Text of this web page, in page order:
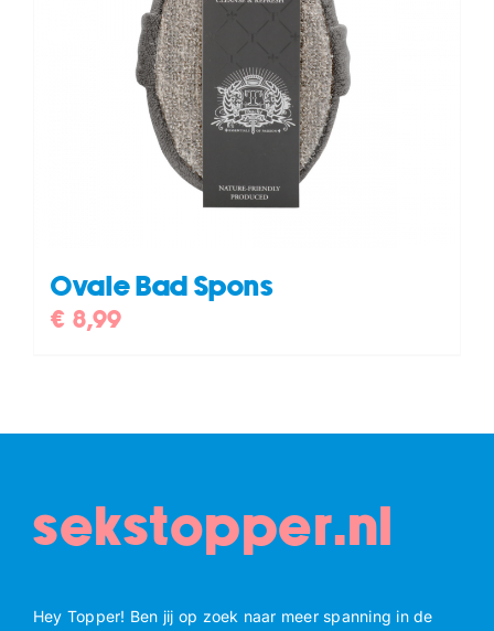
Ovale Bad Spons
€ 8,99
sekstopper.nl
Hey Topper! Ben jij op zoek naar meer spanning in de